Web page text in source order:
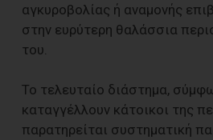
αγκυροβολίας ή αναμονής
στην ευρύτερη θαλάσσια
του.
Το τελευταίο διάστημα,
καταγγέλλουν κάτοικοι της
παρατηρείται συστηματική